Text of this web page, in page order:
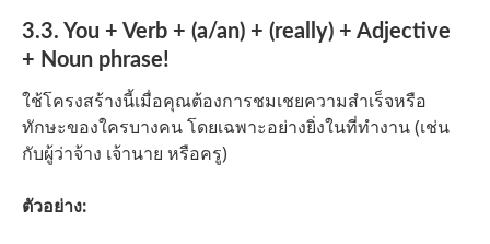
3.3. You + Verb + (a/an) + (really) + Adjective
+ Noun phrase!
ใช้โครงสร้างนี้เมื่อคุณต้องการชมเชยความสำเร็จหรือ
ทักษะของใครบางคน โดยเฉพาะอย่างยิ่งในที่ทำงาน (เช่น
กับผู้ว่าจ้าง เจ้านาย หรือครู)
ตัวอย่าง: